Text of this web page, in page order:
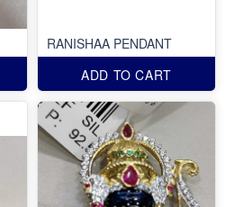
RANISHAA PENDANT
ADD TO CART